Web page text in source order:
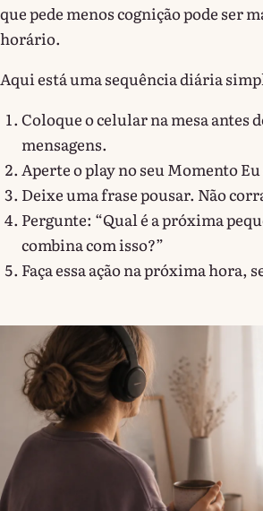
que pede menos cognição pode ser
horário.
Aqui está uma sequência diária
Coloque o celular na mesa antes
mensagens.
Aperte o play no seu Momento
Deixe uma frase pousar. Não
Pergunte: “Qual é a próxima
combina com isso?”
Faça essa ação na próxima hora,